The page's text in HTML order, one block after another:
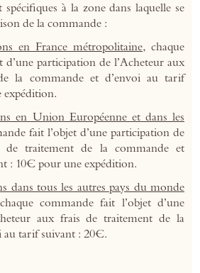
à la zone dans laquelle se
de la commande :
en France métropolitaine, chaque
d’une participation de l’Acheteur aux
la commande et d’envoi au tarif
en Union Européenne et dans les
fait l’objet d’une participation de
de traitement de la commande et
: 10€ pour une expédition.
dans tous les autres pays du monde
commande fait l’objet d’une
aux frais de traitement de la
au tarif suivant : 20€.